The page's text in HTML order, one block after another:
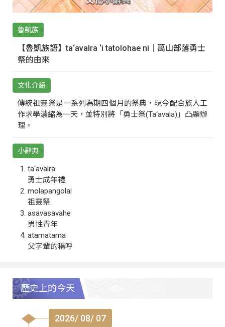
魯凱族
【魯凱族語】ta‘avalra ‘i tatolohae ni｜萬山部落勇士
祭的由來
文化介紹
傳統祖靈祭是一系列為期四個月的祭典，現今配合族人工
作求學濃縮為一天，並特別將「勇士祭(Ta‘avala)」凸顯辦
理。
小辭典
ta‘avalra
勇士成年禮
molapangolai
祖靈祭
asavasavahe
男性青年
atamatama
父字輩的稱呼
歷史上的今天
2026/ 08/ 07